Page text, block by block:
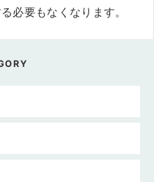
必要もなくなります。